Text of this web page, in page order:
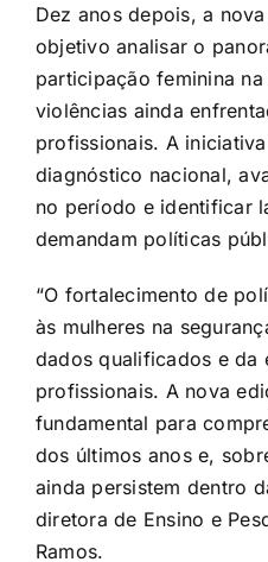
Dez anos depois, a
objetivo analisar o
participação feminina
violências ainda
profissionais. A
diagnóstico nacional,
no período e identificar
demandam políticas
“O fortalecimento de
às mulheres na
dados qualificados e da
profissionais. A nova
fundamental para
dos últimos anos e,
ainda persistem dentro
diretora de Ensino e
Ramos.